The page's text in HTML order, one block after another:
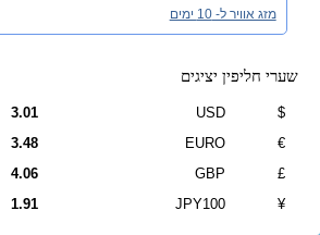
מזג אוויר ל- 10 ימים
שערי חליפין יציגים
$
USD
3.01
€
EURO
3.48
£
GBP
4.06
¥
JPY100
1.91